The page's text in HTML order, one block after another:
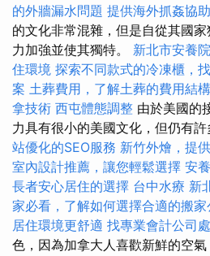
的外牆漏水問題 提供海外抓姦協
的文化非常混雜，但是自從其國
力加強並使其獨特。 新北市安養
住環境 探索不同款式的冷凍櫃，
案 土葬費用，了解土葬的費用結
拿技術 西屯體態調整 由於美國的
力具有很小的美國文化，但仍有許
站優化的SEO服務 新竹外燴，提
室內設計推薦，讓您輕鬆選擇 安
長者安心居住的選擇 台中水療 新
家必看，了解如何選擇合適的搬家
居住環境更舒適 找專業會計公司
色，因為加拿大人喜歡新鮮的空